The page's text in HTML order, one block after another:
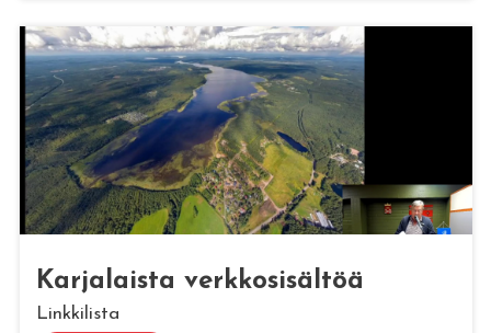
Kar­ja­lais­ta verk­ko­si­säl­töä
Linkkilista